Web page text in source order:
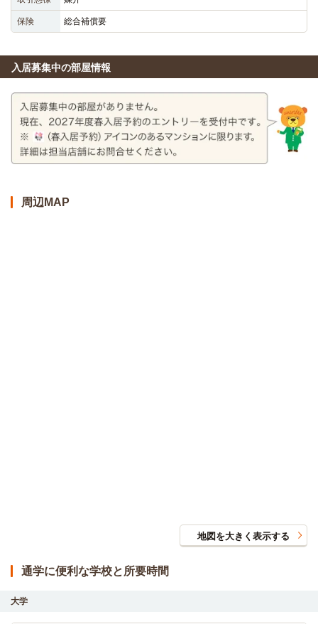
保険 総合補償要
入居募集中の部屋情報
周辺MAP
地図を大きく表示する
通学に便利な学校と所要時間
大学